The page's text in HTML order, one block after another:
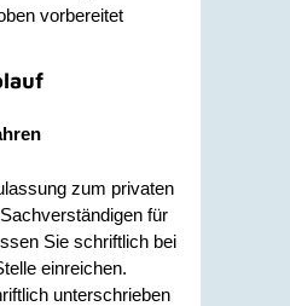
vorbereitet
zum privaten
für
Sie schriftlich bei
einreichen.
unterschrieben